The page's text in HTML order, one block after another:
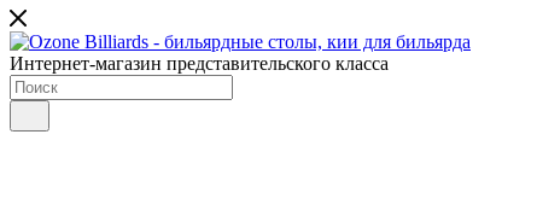
Интернет-магазин представительского класса